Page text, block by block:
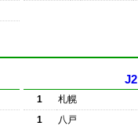
J2
1 札幌
1
八戸